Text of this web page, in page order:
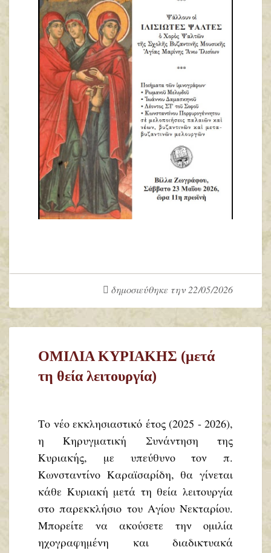
δημοσιεύθηκε την 22/05/2026
ΟΜΙΛΙΑ ΚΥΡΙΑΚΗΣ (μετά
τη θεία λειτουργία)
Το νέο εκκλησιαστικό έτος (2025 - 2026),
η Κηρυγματική Συνάντηση της
Κυριακής, με υπεύθυνο τον π.
Κωνσταντίνο Καραϊσαρίδη, θα γίνεται
κάθε Κυριακή μετά τη θεία λειτουργία
στο παρεκκλήσιο του Αγίου Νεκταρίου.
Μπορείτε να ακούσετε την ομιλία
ηχογραφημένη και διαδικτυακά